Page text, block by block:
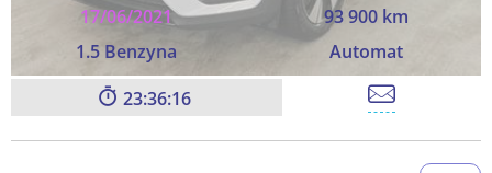
17/06/2021
93 900 km
1.5 Benzyna
Automat
23:36:16